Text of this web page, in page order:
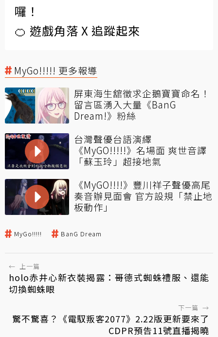
囉！
🍊 遊戲角落 X 追蹤起來
MyGo!!!!! 更多報導
屏東海生舘徵求企鵝寶寶命名！
留言區湧入大量《BanG
Dream!》粉絲
台灣聲優台語演繹
《MyGO!!!!!》名場面 爽世音譯
「蘇玉玲」超接地氣
《MyGO!!!!》豐川祥子聲優高尾
奏音辦見面會 官方設規「禁止地
板動作」
MyGo!!!!! BanG Dream
← 上一篇
holo赤井心新衣裝揭露：哥德式蜘蛛禮服、還能
切換蜘蛛眼
下一篇 →
驚不驚喜？《電馭叛客2077》2.22版更新要來了
CDPR預告11號直播揭曉